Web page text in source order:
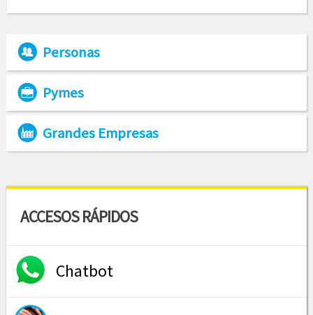
Personas
Pymes
Grandes Empresas
ACCESOS RÁPIDOS
Chatbot